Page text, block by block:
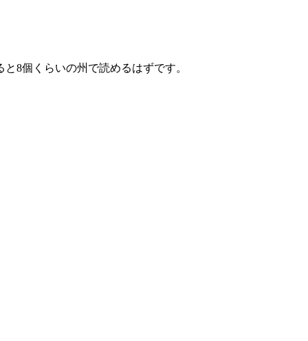
8個くらいの州で読めるはずです。